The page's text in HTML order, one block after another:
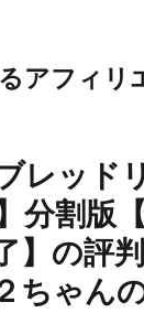
アフィリ
レッド
分割版
】の評
ゃん